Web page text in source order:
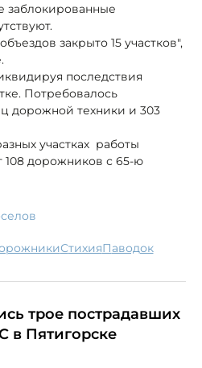
заблокированные
закрыто 15 участков",
последствия
Потребовалось
дорожной техники и 303
участках работы
108 дорожников с 65-ю
стихия паводок
трое пострадавших
в Пятигорске